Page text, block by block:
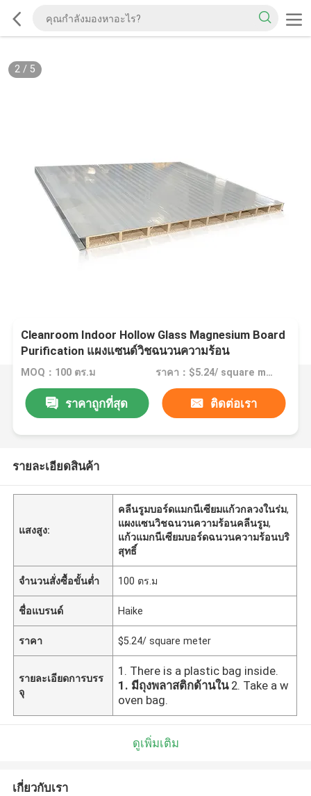
2/ 5
Cleanroom Indoor Hollow Glass Magnesium Board
Purification แผงแซนด์วิชฉนวนความร้อน
MOQ：100 ตร.ม ราคา：$5.24/ square meter
ราคาถูกที่สุด ติดต่อเรา
รายละเอียดสินค้า
แสงสูง:
คลีนรูมบอร์ดแมกนีเซียมแก้วกลวงในร่ม,
แผงแซนวิชฉนวนความร้อนคลีนรูม,
แก้วแมกนีเซียมบอร์ดฉนวนความร้อนบริ
สุทธิ์
จำนวนสั่งซื้อขั้นต่ำ 100 ตร.ม
ชื่อแบรนด์ Haike
ราคา $5.24/ square meter
รายละเอียดการบรร
จุ
1. There is a plastic bag inside.
1. มีถุงพลาสติกด้านใน 2. Take a w
oven bag.
ดูเพิ่มเติม
เกี่ยวกับเรา